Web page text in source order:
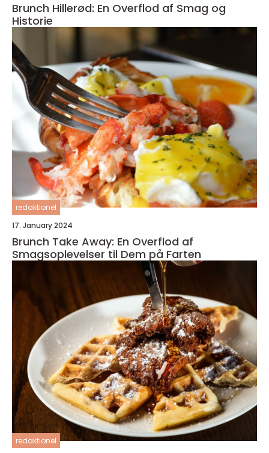
Brunch Hillerød: En Overflod af Smag og
Historie
redaktionel
17. January 2024
Brunch Take Away: En Overflod af
Smagsoplevelser til Dem på Farten
redaktionel